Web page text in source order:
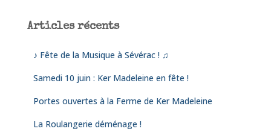
r
Articles récents
♪ Fête de la Musique à Sévérac ! ♫
Samedi 10 juin : Ker Madeleine en fête !
Portes ouvertes à la Ferme de Ker Madeleine
La Roulangerie déménage !